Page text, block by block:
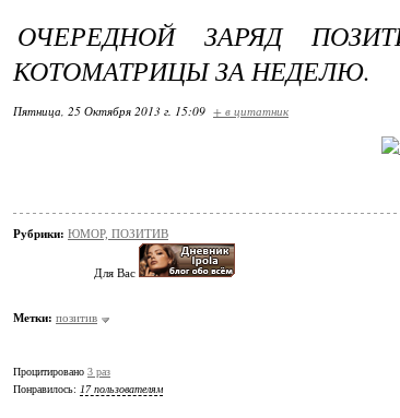
ОЧЕРЕДНОЙ ЗАРЯД
КОТОМАТРИЦЫ ЗА НЕДЕЛЮ.
Пятница, 25 Октября 2013 г. 15:09 + в цитатник
Рубрики: ЮМОР, ПОЗИТИВ
Для Вас
Метки: позитив
Процитировано 3 раз
Понравилось: 17 пользователям